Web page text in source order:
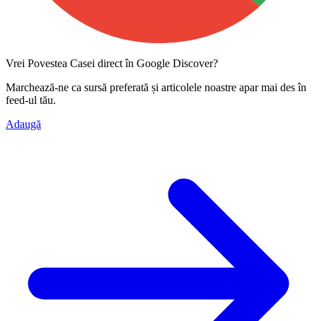
Vrei Povestea Casei direct în Google Discover?
Marchează-ne ca sursă preferată și articolele noastre apar mai des în
feed-ul tău.
Adaugă